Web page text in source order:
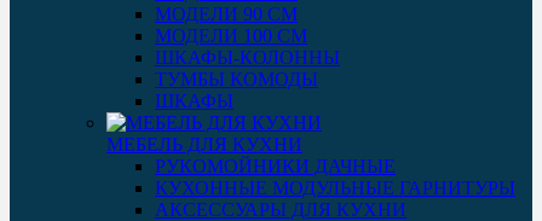
МОДЕЛИ 90 СМ
МОДЕЛИ 100 СМ
ШКАФЫ-КОЛОННЫ
ТУМБЫ КОМОДЫ
ШКАФЫ
МЕБЕЛЬ ДЛЯ КУХНИ
РУКОМОЙНИКИ ДАЧНЫЕ
КУХОННЫЕ МОДУЛЬНЫЕ ГАРНИТУРЫ
АКСЕССУАРЫ ДЛЯ КУХНИ